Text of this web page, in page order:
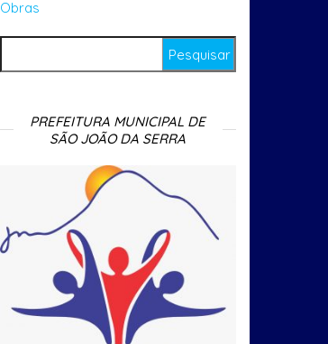
Obras
PREFEITURA MUNICIPAL DE
SÃO JOÃO DA SERRA